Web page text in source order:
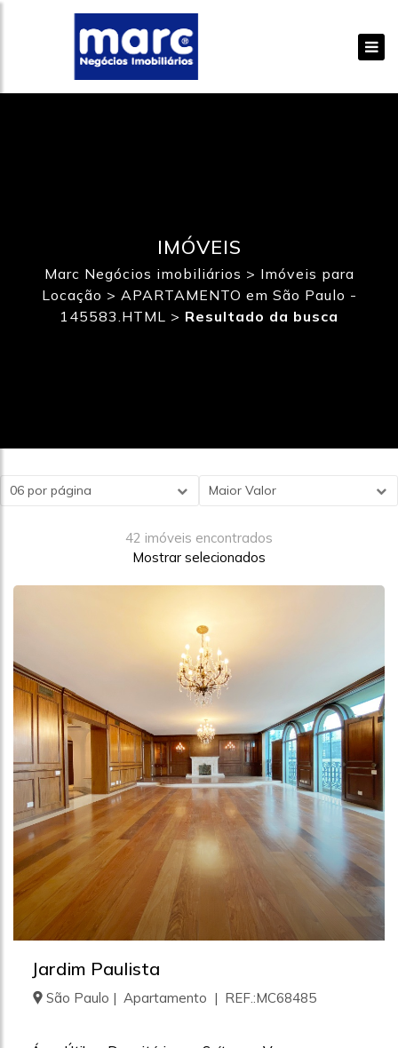
IMÓVEIS
Marc Negócios imobiliários > Imóveis para
Locação > APARTAMENTO em São Paulo -
145583.HTML > Resultado da busca
Maior Valor
06 por página
42 imóveis encontrados
Mostrar selecionados
Jardim Paulista
São Paulo | Apartamento | REF.:MC68485